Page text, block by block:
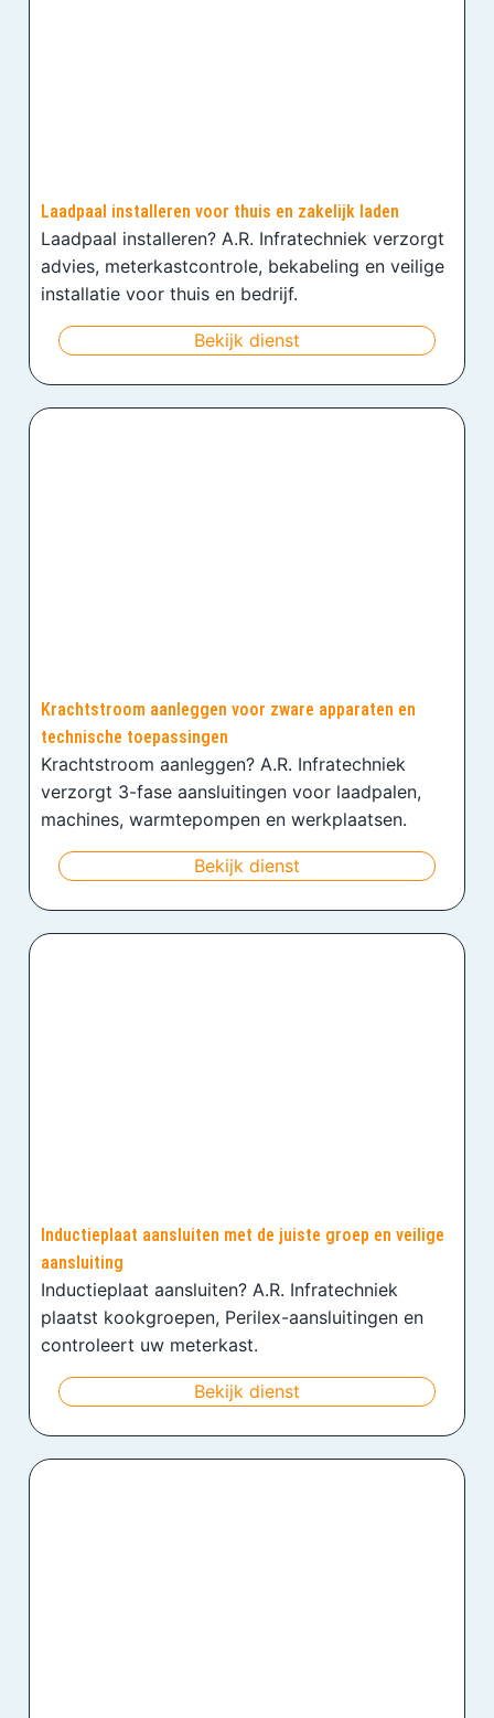
Laadpaal installeren voor thuis en zakelijk laden
Laadpaal installeren? A.R. Infratechniek verzorgt
advies, meterkastcontrole, bekabeling en veilige
installatie voor thuis en bedrijf.
Bekijk dienst
Krachtstroom aanleggen voor zware apparaten en
technische toepassingen
Krachtstroom aanleggen? A.R. Infratechniek
verzorgt 3-fase aansluitingen voor laadpalen,
machines, warmtepompen en werkplaatsen.
Bekijk dienst
Inductieplaat aansluiten met de juiste groep en veilige
aansluiting
Inductieplaat aansluiten? A.R. Infratechniek
plaatst kookgroepen, Perilex-aansluitingen en
controleert uw meterkast.
Bekijk dienst